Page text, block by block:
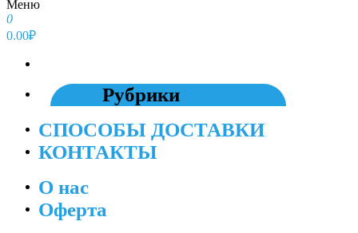
Меню
0
0.00₽
Рубрики
СПОСОБЫ ДОСТАВКИ
КОНТАКТЫ
О нас
Оферта